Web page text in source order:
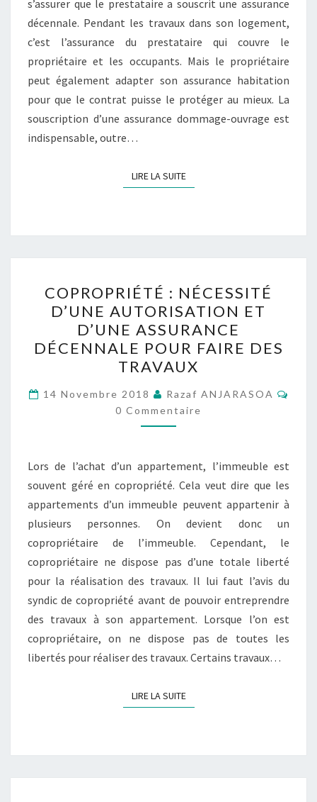
s’assurer que le prestataire a souscrit une assurance
décennale. Pendant les travaux dans son logement,
c’est l’assurance du prestataire qui couvre le
propriétaire et les occupants. Mais le propriétaire
peut également adapter son assurance habitation
pour que le contrat puisse le protéger au mieux. La
souscription d’une assurance dommage-ouvrage est
indispensable, outre…
LIRE LA SUITELIRE LA SUITE
NÉCESSITÉ
D’UNE
AUTORISATION
ET
D’UNE
ASSURANCE
DÉCENNALE
POUR
DES
TRAVAUX
COPROPRIÉTÉ : NÉCESSITÉ
D’UNE AUTORISATION ET
D’UNE ASSURANCE
DÉCENNALE POUR FAIRE DES
TRAVAUX
14 Novembre 2018 Razaf ANJARASOA
0 Commentaire
Lors de l’achat d’un appartement, l’immeuble est
souvent géré en copropriété. Cela veut dire que les
appartements d’un immeuble peuvent appartenir à
plusieurs personnes. On devient donc un
copropriétaire de l’immeuble. Cependant, le
copropriétaire ne dispose pas d’une totale liberté
pour la réalisation des travaux. Il lui faut l’avis du
syndic de copropriété avant de pouvoir entreprendre
des travaux à son appartement. Lorsque l’on est
copropriétaire, on ne dispose pas de toutes les
libertés pour réaliser des travaux. Certains travaux…
LIRE LA SUITELIRE LA SUITE